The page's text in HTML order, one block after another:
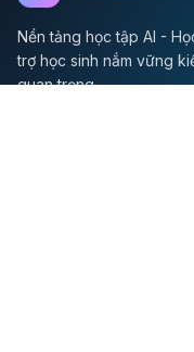
Nền tảng học tập AI -
trợ học sinh nắm vững
quan trọng.